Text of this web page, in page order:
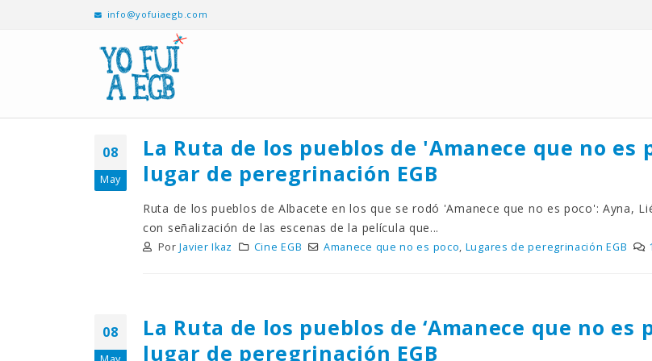
info@yofuiaegb.com
08
May
La Ruta de los pueblos de 'Amanece que no es
lugar de peregrinación EGB
Ruta de los pueblos de Albacete en los que se rodó 'Amanece que no es poco': Ayna,
con señalización de las escenas de la película que...
PorJavier Ikaz Cine EGB Amanece que no es poco, Lugares de peregrinación EGB
08
La Ruta de los pueblos de ‘Amanece que no es
lugar de peregrinación EGB